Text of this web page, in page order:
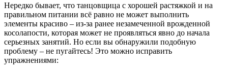
Нередко бывает, что танцовщица с хорошей растяжкой и на
правильном питании всё равно не может выполнить
элементы красиво – из-за ранее незамеченной врожденной
косолапости, которая может не проявляться явно до начала
серьезных занятий. Но если вы обнаружили подобную
проблему – не пугайтесь! Это можно исправить
упражнениями: